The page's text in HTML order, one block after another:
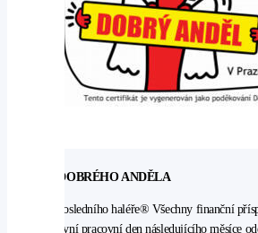
Pilíře DOBRÉHO ANDĚLA
1. Do posledního haléře® Všechny finanční
vždy první pracovní den následujícího měsíce